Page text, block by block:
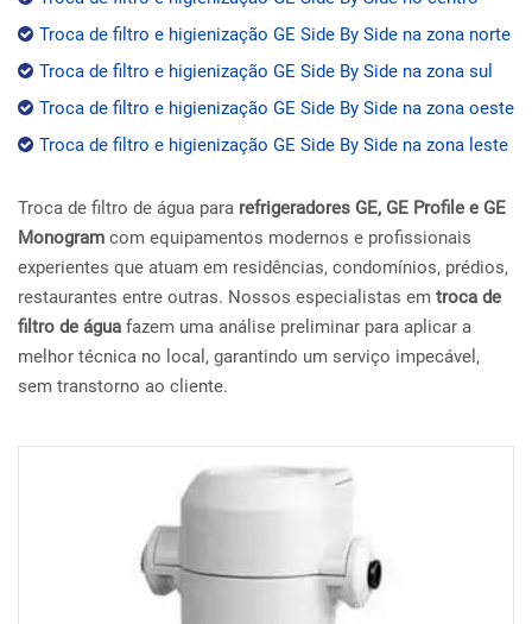
Troca de filtro e higienização GE Side By Side na zona norte
Troca de filtro e higienização GE Side By Side na zona sul
Troca de filtro e higienização GE Side By Side na zona oeste
Troca de filtro e higienização GE Side By Side na zona leste
Troca de filtro de água para refrigeradores GE, GE Profile e GE
Monogram com equipamentos modernos e profissionais
experientes que atuam em residências, condomínios, prédios,
restaurantes entre outras. Nossos especialistas em troca de
filtro de água fazem uma análise preliminar para aplicar a
melhor técnica no local, garantindo um serviço impecável,
sem transtorno ao cliente.